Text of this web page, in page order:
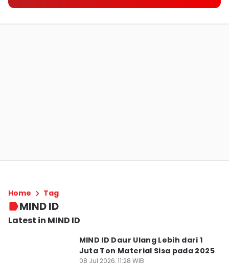
Home Tag
MIND ID
Latest in MIND ID
MIND ID Daur Ulang Lebih dari 1
Juta Ton Material Sisa pada 2025
08 Jul 2026, 11:28 WIB